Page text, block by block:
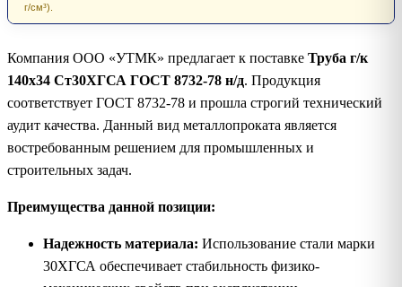
г/см³).
Компания ООО «УТМК» предлагает к поставке Труба г/к
140х34 Ст30ХГСА ГОСТ 8732-78 н/д. Продукция
соответствует ГОСТ 8732-78 и прошла строгий технический
аудит качества. Данный вид металлопроката является
востребованным решением для промышленных и
строительных задач.
Преимущества данной позиции:
Надежность материала: Использование стали марки
30ХГСА обеспечивает стабильность физико-